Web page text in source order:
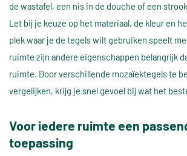
de wastafel, een nis in de douche of een
Let bij je keuze op het materiaal, de kleur en
plek waar je de tegels wilt gebruiken speelt
ruimte zijn andere eigenschappen belangrijk
ruimte. Door verschillende mozaïektegels te
vergelijken, krijg je snel gevoel bij wat het
Voor iedere ruimte een
toepassing